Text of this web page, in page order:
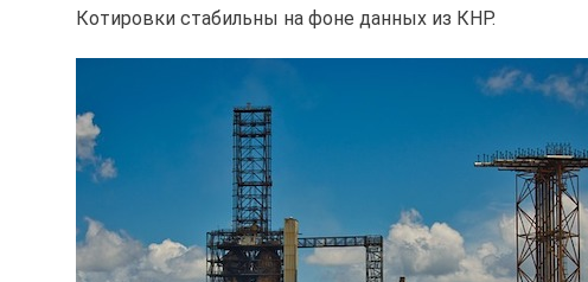
Котировки стабильны на фоне данных из КНР.